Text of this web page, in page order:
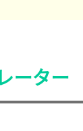
ーター